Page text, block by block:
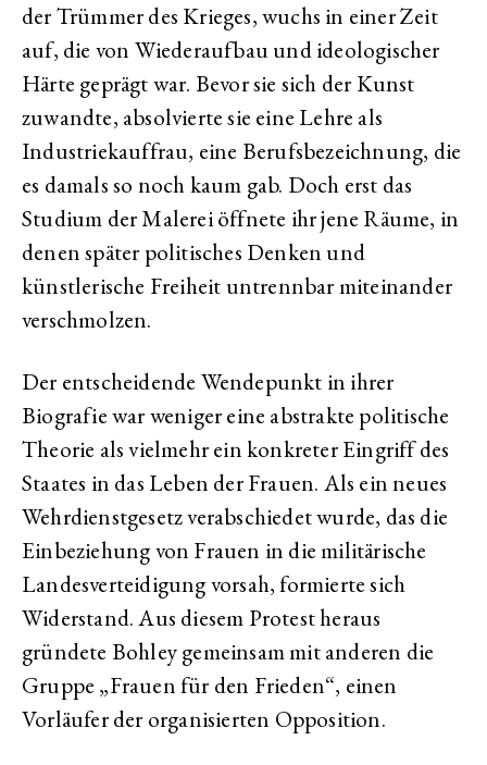
der Trümmer des Krieges, wuchs in einer Zeit
auf, die von Wiederaufbau und ideologischer
Härte geprägt war. Bevor sie sich der Kunst
zuwandte, absolvierte sie eine Lehre als
Industriekauffrau, eine Berufsbezeichnung, die
es damals so noch kaum gab. Doch erst das
Studium der Malerei öffnete ihr jene Räume, in
denen später politisches Denken und
künstlerische Freiheit untrennbar miteinander
verschmolzen.
Der entscheidende Wendepunkt in ihrer
Biografie war weniger eine abstrakte politische
Theorie als vielmehr ein konkreter Eingriff des
Staates in das Leben der Frauen. Als ein neues
Wehrdienstgesetz verabschiedet wurde, das die
Einbeziehung von Frauen in die militärische
Landesverteidigung vorsah, formierte sich
Widerstand. Aus diesem Protest heraus
gründete Bohley gemeinsam mit anderen die
Gruppe „Frauen für den Frieden“, einen
Vorläufer der organisierten Opposition.